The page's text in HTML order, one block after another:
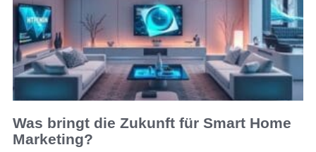
Was bringt die Zukunft für Smart Home
Marketing?